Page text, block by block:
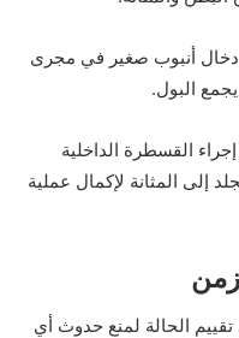
أنبوب صغير في مجرى
البول.
القسطرة الداخلية
إلى المثانة لإكمال عملية
الحالة لمنع حدوث أي